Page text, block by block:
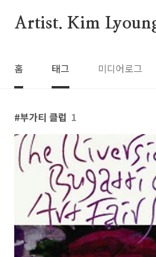
Artist. Kim
홈 태그 미디어로그
부가티 클럽 1